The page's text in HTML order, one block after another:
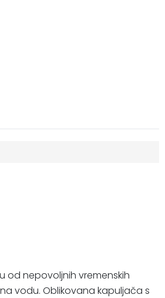
od nepovoljnih vremenskih
vodu. Oblikovana kapuljača s